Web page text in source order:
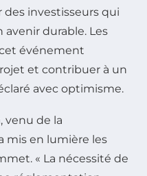
des investisseurs qui
durable. Les
événement
et contribuer à un
avec optimisme.
, venu de la
mis en lumière les
« La nécessité de